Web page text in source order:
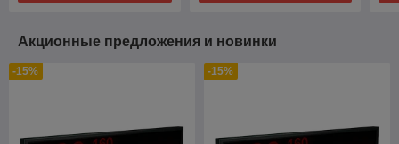
Акционные предложения и новинки
-15% -15%